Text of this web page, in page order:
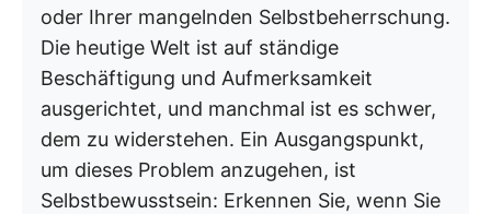
oder Ihrer mangelnden Selbstbeherrschung.
Die heutige Welt ist auf ständige
Beschäftigung und Aufmerksamkeit
ausgerichtet, und manchmal ist es schwer,
dem zu widerstehen. Ein Ausgangspunkt,
um dieses Problem anzugehen, ist
Selbstbewusstsein: Erkennen Sie, wenn Sie